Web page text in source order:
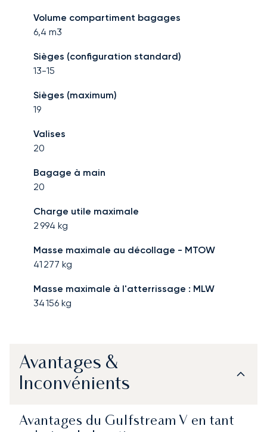
Volume compartiment bagages
6,4 m3
Sièges (configuration standard)
13-15
Sièges (maximum)
19
Valises
20
Bagage à main
20
Charge utile maximale
2 994 kg
Masse maximale au décollage - MTOW
41 277 kg
Masse maximale à l'atterrissage : MLW
34 156 kg
Avantages &
Inconvénients
Avantages du Gulfstream V en tant